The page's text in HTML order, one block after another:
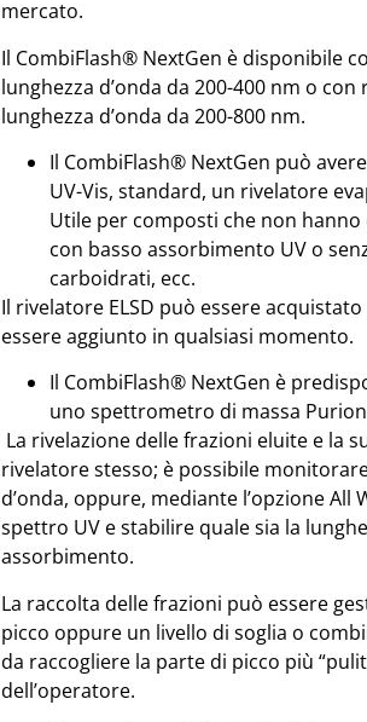
mercato.
Il CombiFlash® NextGen è disponibile
lunghezza d’onda da 200-400 nm o
lunghezza d’onda da 200-800 nm.
Il CombiFlash® NextGen può
UV-Vis, standard, un rivelatore
Utile per composti che non hanno
con basso assorbimento UV o
carboidrati, ecc.
Il rivelatore ELSD può essere
essere aggiunto in qualsiasi momento.
Il CombiFlash® NextGen è
uno spettrometro di massa Purion
La rivelazione delle frazioni eluite e la
rivelatore stesso; è possibile
d’onda, oppure, mediante l’opzione
spettro UV e stabilire quale sia la
assorbimento.
La raccolta delle frazioni può essere
picco oppure un livello di soglia o
da raccogliere la parte di picco più
dell’operatore.